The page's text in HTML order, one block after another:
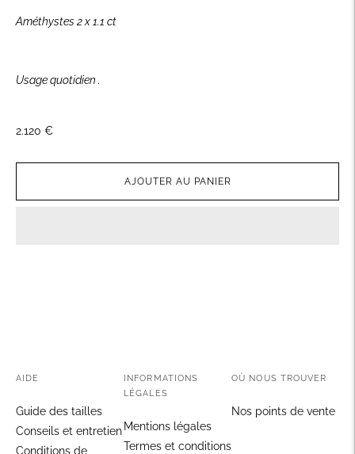
Améthystes 2 x 1.1 ct
Usage quotidien .
2.120 €
AJOUTER AU PANIER
AIDE
Guide des tailles
Conseils et entretien
Conditions de
INFORMATIONS
LÉGALES
Mentions légales
Termes et conditions
OÙ NOUS TROUVER
Nos points de vente